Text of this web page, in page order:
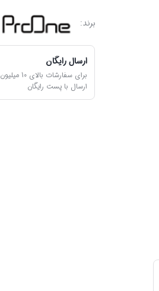
برند:
ارسال رایگان
برای سفارشات
ارسال با پست رایگان